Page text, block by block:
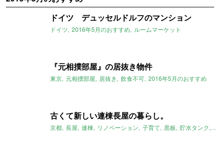
ドイツ デュッセルドルフのマンション
ドイツ 2016年5月のおすすめ ルームマーケット
『元相撲部屋』の居抜き物件
東京 元相撲部屋 居抜き 飲食不可 2016年5月のおすすめ
古くて新しい連棟長屋の暮らし。
京都 長屋 連棟 リノベーション 子育て 黒板 貯水タンク